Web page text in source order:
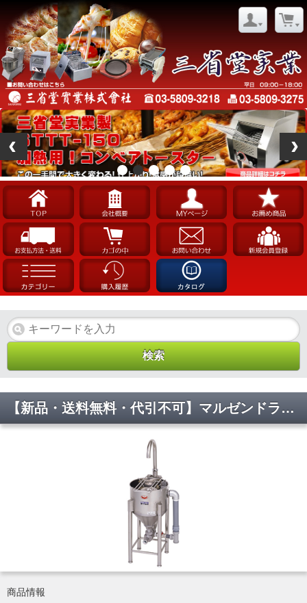
【新品・送料無料・代引不可】マルゼンドラフト式水圧洗米機 7キロ用 MRW-D7 400x435x660(mm)
商品情報